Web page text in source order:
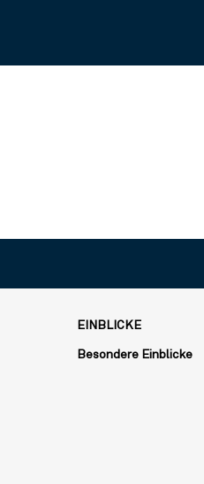
EINBLICKE
Besondere Einblicke